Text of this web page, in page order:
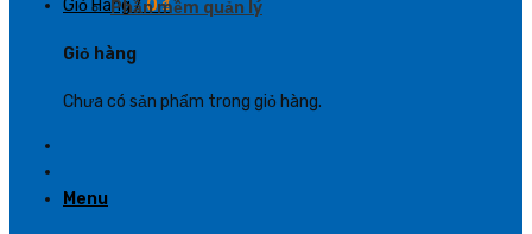
Giỏ Hàng /0₫
Giỏ hàng
Chưa có sản phẩm trong giỏ hàng.
Menu
Phần mềm quản lý